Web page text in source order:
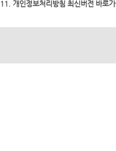
11. 개인정보처리방침 최신버전 바로